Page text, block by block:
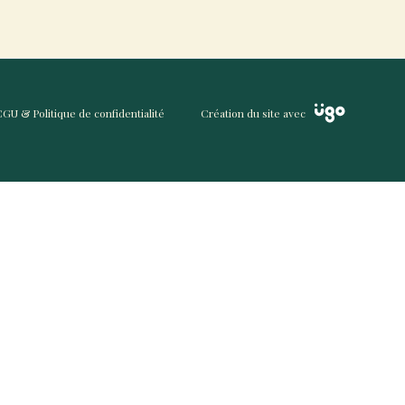
& Politique de confidentialité Création du site avec